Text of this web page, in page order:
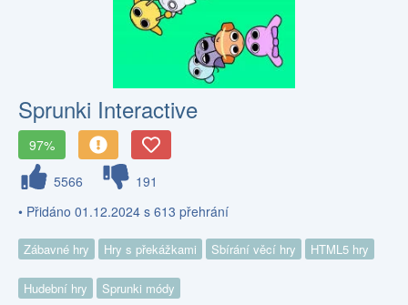
Sprunki Interactive
97%
5566
191
• Přidáno 01.12.2024 s 613 přehrání
Zábavné hry Hry s překážkami Sbírání věcí hry HTML5 hry
Hudební hry Sprunki módy